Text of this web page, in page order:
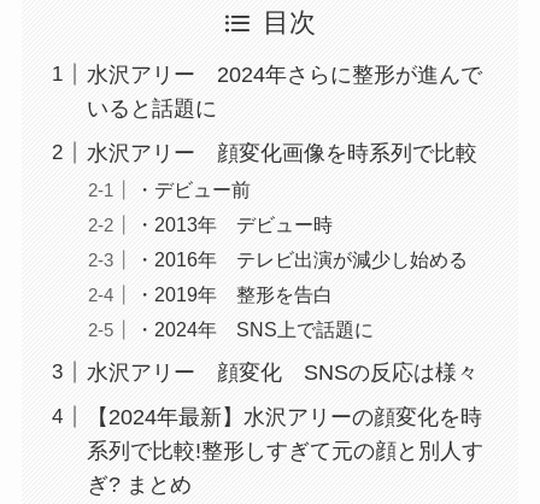
目次
水沢アリー 2024年さらに整形が進んで
いると話題に
水沢アリー 顔変化画像を時系列で比較
・デビュー前
・2013年 デビュー時
・2016年 テレビ出演が減少し始める
・2019年 整形を告白
・2024年 SNS上で話題に
水沢アリー 顔変化 SNSの反応は様々
【2024年最新】水沢アリーの顔変化を時
系列で比較!整形しすぎて元の顔と別人す
ぎ? まとめ